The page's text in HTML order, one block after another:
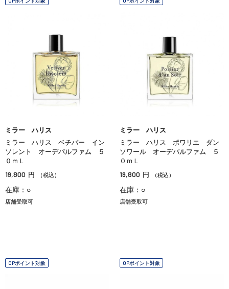
ミラー ハリス
ミラー ハリス ベチバー イン
ソレント オーデパルファム ５
０ｍＬ
19,800 円 （税込）
在庫：○
店舗受取可
ミラー ハリス
ミラー ハリス ポワリエ ダン
ソワール オーデパルファム ５
０ｍＬ
19,800 円 （税込）
在庫：○
店舗受取可
OPポイント対象 OPポイント対象